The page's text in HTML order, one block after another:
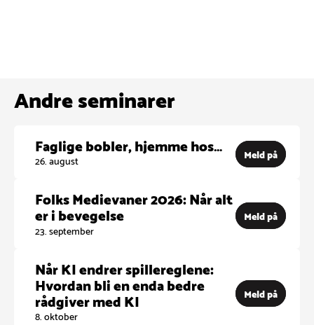
Andre seminarer
Faglige bobler, hjemme hos…
26. august Meld på
Folks Medievaner 2026: Når alt
er i bevegelse
23. september
Meld på
Når KI endrer spillereglene:
Hvordan bli en enda bedre
rådgiver med KI
8. oktober
Meld på